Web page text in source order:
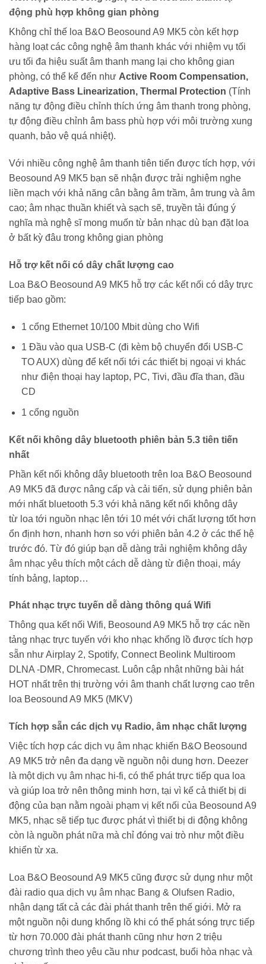
động phù hợp không gian phòng
Không chỉ thế loa B&O Beosound A9 MK5 còn kết hợp
hàng loạt các công nghệ âm thanh khác với nhiệm vụ tối
ưu tối đa hiệu suất âm thanh mang lại cho không gian
phòng, có thể kể đến như Active Room Compensation,
Adaptive Bass Linearization, Thermal Protection (Tính
năng tự động điều chỉnh thích ứng âm thanh trong phòng,
tự động điều chỉnh âm bass phù hợp với môi trường xung
quanh, bảo vệ quá nhiệt).
Với nhiều công nghệ âm thanh tiên tiến được tích hợp, với
Beosound A9 MK5 bạn sẽ nhận được trải nghiệm nghe
liền mạch với khả năng cân bằng âm trầm, âm trung và âm
cao; âm nhạc thuần khiết và sạch sẽ, truyền tải đúng ý
nghĩa mà nghệ sĩ mong muốn từ bản nhạc dù bạn đặt loa
ở bất kỳ đâu trong không gian phòng
Hỗ trợ kết nối có dây chất lượng cao
Loa B&O Beosound A9 MK5 hỗ trợ các kết nối có dây trực
tiếp bao gồm:
1 cổng Ethernet 10/100 Mbit dùng cho Wifi
1 Đầu vào qua USB-C (đi kèm bộ chuyển đổi USB-C
TO AUX) dùng để kết nối tới các thiết bị ngoại vi khác
như điện thoại hay laptop, PC, Tivi, đầu đĩa than, đầu
CD
1 cổng nguồn
Kết nối không dây bluetooth phiên bản 5.3 tiên tiến
nhất
Phần kết nối không dây bluetooth trên loa B&O Beosound
A9 MK5 đã được nâng cấp và cải tiến, sử dụng phiên bản
mới nhất bluetooth 5.3 với khả năng kết nối không dây
từ loa tới nguồn nhạc lên tới 10 mét với chất lượng tốt hơn
ổn định hơn, nhanh hơn so với phiên bản 4.2 ở các thế hệ
trước đó. Từ đó giúp bạn dễ dàng trải nghiệm không dây
âm nhạc yêu thích một cách dễ dàng từ điện thoại, máy
tính bảng, laptop…
Phát nhạc trực tuyến dễ dàng thông quá Wifi
Thông qua kết nối Wifi, Beosound A9 MK5 hỗ trợ các nền
tảng nhạc trực tuyến với kho nhạc khổng lồ được tích hợp
sẵn như Airplay 2, Spotify, Connect Beolink Multiroom
DLNA -DMR, Chromecast. Luôn cập nhật những bài hát
HOT nhất trên thị trường với âm thanh chất lượng cao trên
loa Beosound A9 MK5 (MKV)
Tích hợp sẵn các dịch vụ Radio, âm nhạc chất lượng
Việc tích hợp các dịch vụ âm nhạc khiến B&O Beosound
A9 MK5 trở nên đa dạng về nguồn nội dung hơn. Deezer
là một dịch vụ âm nhạc hi-fi, có thể phát trực tiếp qua loa
và giúp loa trở nên thông minh hơn, tại vì kể cả thiết bị di
động của bạn nằm ngoài phạm vị kết nối của Beosound A9
MK5, nhạc sẽ tiếp tục được phát vì thiết bị di động không
còn là nguồn phát nữa mà chỉ đóng vai trò như một điều
khiển từ xa.
Loa B&O Beosound A9 MK5 cũng được sử dụng như một
đài radio qua dịch vụ âm nhạc Bang & Olufsen Radio,
nhận dạng tất cả các đài phát thanh trên thế giới. Mở ra
một nguồn nội dung khổng lồ khi có thể phát sóng trực tiếp
từ hơn 70.000 đài phát thanh cũng như hơn 2 triệu
chương trình theo yêu cầu như podcast, buổi hòa nhạc và